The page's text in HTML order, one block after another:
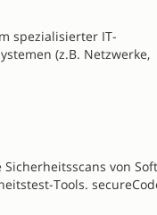
spezialisierter IT-
(z.B. Netzwerke,
von
Tools.